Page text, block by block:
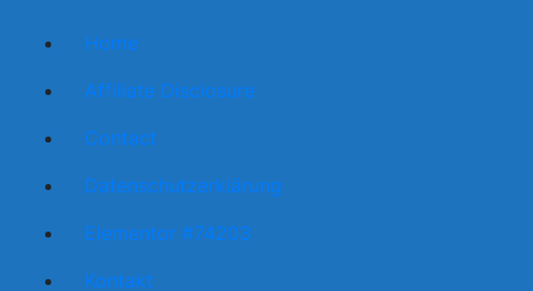
Home
Affiliate Disclosure
Contact
Datenschutzerklärung
Elementor #74203
Kontakt